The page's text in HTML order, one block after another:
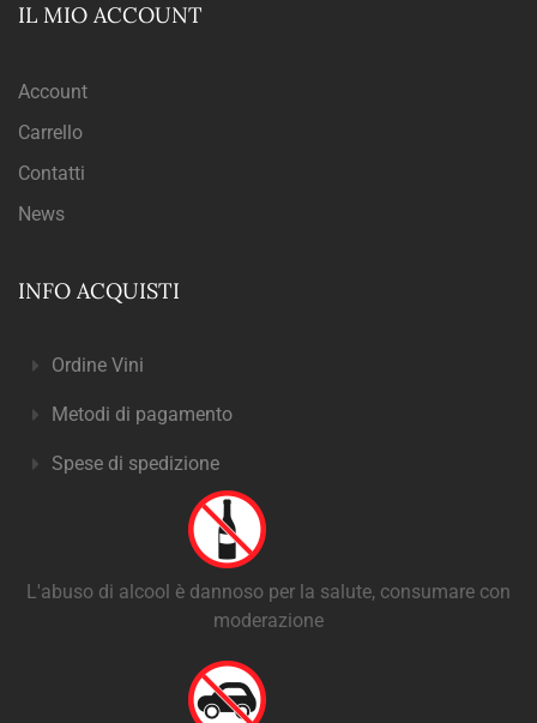
IL MIO ACCOUNT
Account
Carrello
Contatti
News
INFO ACQUISTI
Ordine Vini
Metodi di pagamento
Spese di spedizione
L'abuso di alcool è dannoso per la salute, consumare con
moderazione